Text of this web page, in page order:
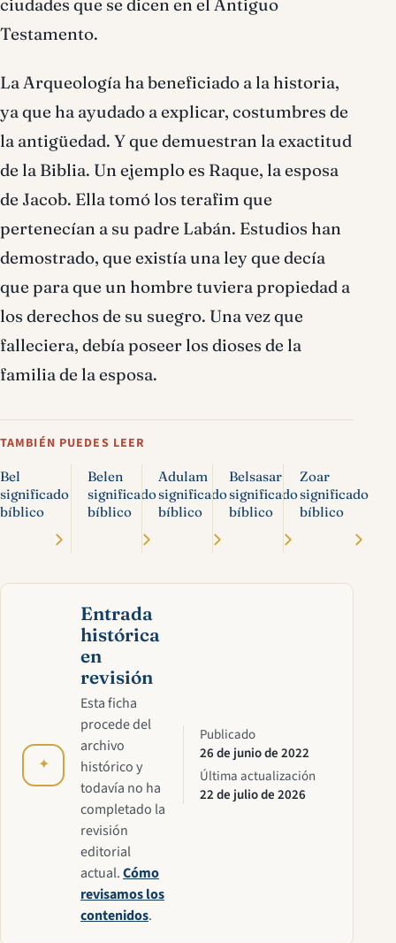
ciudades que se dicen en el Antiguo
Testamento.
La Arqueología ha beneficiado a la historia,
ya que ha ayudado a explicar, costumbres de
la antigüedad. Y que demuestran la exactitud
de la Biblia. Un ejemplo es Raque, la esposa
de Jacob. Ella tomó los terafim que
pertenecían a su padre Labán. Estudios han
demostrado, que existía una ley que decía
que para que un hombre tuviera propiedad a
los derechos de su suegro. Una vez que
falleciera, debía poseer los dioses de la
familia de la esposa.
TAMBIÉN PUEDES LEER
Bel
significado
bíblico
Belen
significado
bíblico
Adulam
significado
bíblico
Belsasar
significado
bíblico
Zoar
significado
bíblico
✦
Entrada
histórica
en
revisión
Esta ficha
procede del
archivo
histórico y
todavía no ha
completado la
revisión
editorial
actual.Cómo
revisamos los
contenidos.
Publicado
26 de junio de 2022
Última actualización
22 de julio de 2026